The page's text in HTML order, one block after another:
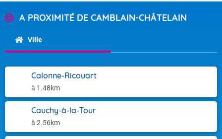
A PROXIMITÉ DE CAMBLAIN-CHÂTELAIN
Ville
Calonne-Ricouart
à 1.48km
Cauchy-à-la-Tour
à 2.56km